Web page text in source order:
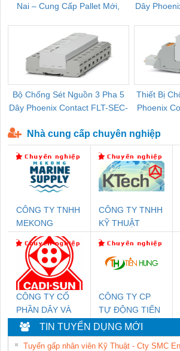
Nai – Cung Cấp Pallet Mới,
Dây
Bộ Chống Sét Nguồn 3 Pha 5
Dây Phoenix Contact FLT-SEC-
Thiết Bị
Phoenix
Nhà cung cấp chuyên nghiệp
CÔNG TY TNHH
MEKONG
MARINE SUPPLY
CÔNG TY TNHH
KỸ THUẬT
NAM
CÔNG TY CỔ
PHẦN DÂY VÀ
CÁP ĐIỆN
THƯỢNG ĐÌNH
CÔNG TY CP
TỰ ĐỘNG TIẾN
HƯNG
TIN TUYỂN DỤNG MỚI
Tuyển gấp nhân viên Kỹ Thuật - Cty SMC